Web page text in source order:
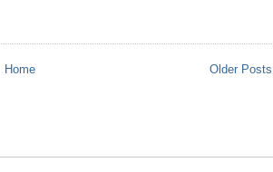
Older Posts
Home